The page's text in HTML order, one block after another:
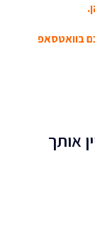
בוואטסאפ
אותך